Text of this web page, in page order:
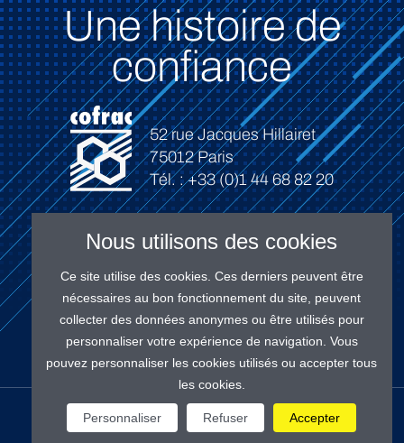
Une histoire de
confiance
52 rue Jacques Hillairet
75012 Paris
Tél. : +33 (0)1 44 68 82 20
Connexion
NOS RÉSEAUX
Nous utilisons des cookies
Ce site utilise des cookies. Ces derniers peuvent être
nécessaires au bon fonctionnement du site, peuvent
collecter des données anonymes ou être utilisés pour
personnaliser votre expérience de navigation. Vous
pouvez personnaliser les cookies utilisés ou accepter tous
les cookies.
Personnaliser Refuser Accepter